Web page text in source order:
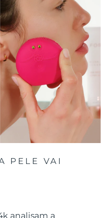
PELE VAI
analisam a
Entrega prevista 8/12/26
Entrega prevista 8/14/26
Entrega prevista8/15/26
Entrega prevista 8/12/26
Entrega prevista 8/16/26
Entrega prevista 8/13/26
Entrega prevista